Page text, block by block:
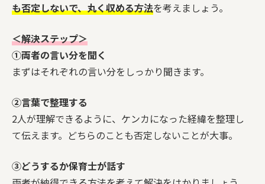
も否定しないで、丸く収める方法を考えましょう。
＜解決ステップ＞
①両者の言い分を聞く
まずはそれぞれの言い分をしっかり聞きます。
②言葉で整理する
2人が理解できるように、ケンカになった経緯を整理し
て伝えます。どちらのことも否定しないことが大事。
③どうするか保育士が話す